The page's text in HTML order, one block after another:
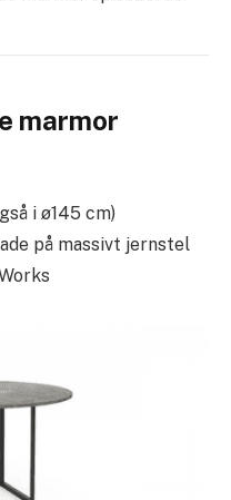
marmor
i ø145 cm)
på massivt jernstel